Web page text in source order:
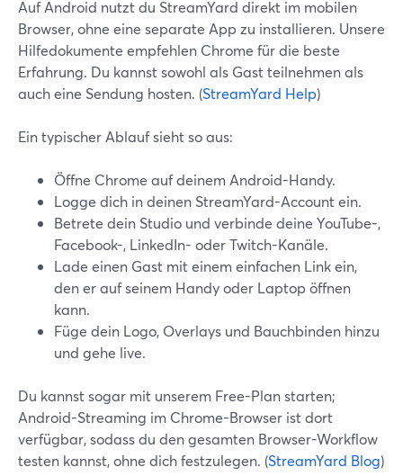
Auf Android nutzt du StreamYard direkt im mobilen
Browser, ohne eine separate App zu installieren. Unsere
Hilfedokumente empfehlen Chrome für die beste
Erfahrung. Du kannst sowohl als Gast teilnehmen als
auch eine Sendung hosten. (StreamYard Help)
Ein typischer Ablauf sieht so aus:
Öffne Chrome auf deinem Android-Handy.
Logge dich in deinen StreamYard-Account ein.
Betrete dein Studio und verbinde deine YouTube-,
Facebook-, LinkedIn- oder Twitch-Kanäle.
Lade einen Gast mit einem einfachen Link ein,
den er auf seinem Handy oder Laptop öffnen
kann.
Füge dein Logo, Overlays und Bauchbinden hinzu
und gehe live.
Du kannst sogar mit unserem Free-Plan starten;
Android-Streaming im Chrome-Browser ist dort
verfügbar, sodass du den gesamten Browser-Workflow
testen kannst, ohne dich festzulegen. (StreamYard Blog)